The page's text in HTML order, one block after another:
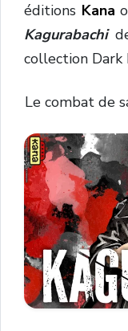
éditions Kana
Kagurabachi
collection Dark
Le combat de